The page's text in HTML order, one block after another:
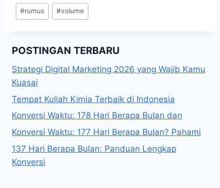
Post
Tags:
#rumus #volume
POSTINGAN TERBARU
Strategi Digital Marketing 2026 yang Wajib Kamu
Kuasai
Tempat Kuliah Kimia Terbaik di Indonesia
Konversi Waktu: 178 Hari Berapa Bulan dan
Konversi Waktu: 177 Hari Berapa Bulan? Pahami
137 Hari Berapa Bulan: Panduan Lengkap
Konversi